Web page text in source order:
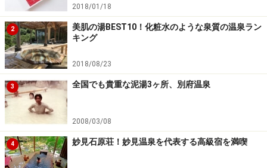
2018/01/18
2
美肌の湯BEST10！化粧水のような泉質の温泉ラン
キング
2018/08/23
3 全国でも貴重な泥湯3ヶ所、別府温泉
2008/03/08
4 妙見石原荘！妙見温泉を代表する高級宿を満喫